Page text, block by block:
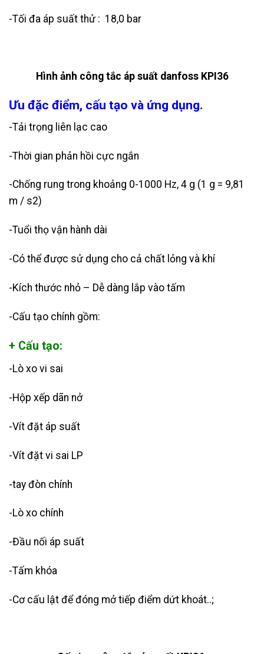
-Tối đa áp suất thử : 18,0 bar
Hình ảnh công tắc áp suất danfoss KPI36
Ưu đặc điểm, cấu tạo và ứng dụng.
-Tải trọng liên lạc cao
-Thời gian phản hồi cực ngắn
-Chống rung trong khoảng 0-1000 Hz, 4 g (1 g = 9,81
m / s2)
-Tuổi thọ vận hành dài
-Có thể được sử dụng cho cả chất lỏng và khí
-Kích thước nhỏ – Dễ dàng lắp vào tấm
-Cấu tạo chính gồm:
+ Cấu tạo:
-Lò xo vi sai
-Hộp xếp dãn nở
-Vít đặt áp suất
-Vít đặt vi sai LP
-tay đòn chính
-Lò xo chính
-Đầu nối áp suất
-Tấm khóa
-Cơ cấu lật để đóng mở tiếp điểm dứt khoát..;